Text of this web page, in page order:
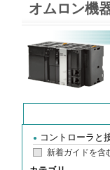
オムロン機